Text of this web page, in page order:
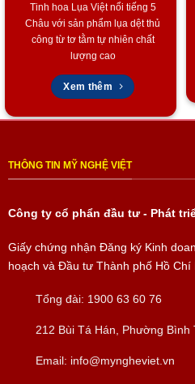
0903.754.715
Để chúng tôi hỗ trợ thêm các thắc
Quà tặng theo yêu cầu: khắc chữ,
Tinh hoa Lụa Việt nổi tiếng 5
Châu với sản phẩm lụa dệt thủ
công từ tơ tằm tự nhiên chất
lượng cao
Xem thêm
THÔNG TIN MỸ NGHỆ VIỆT
Công ty cổ phẩn đầu tư - Phát
Giấy chứng nhận Đăng ký Kinh
hoạch và Đầu tư Thành phố Hồ Chí
Tổng đài: 1900 63 60 76
212 Bùi Tá Hán, Phường Bình
Email: info@myngheviet.vn